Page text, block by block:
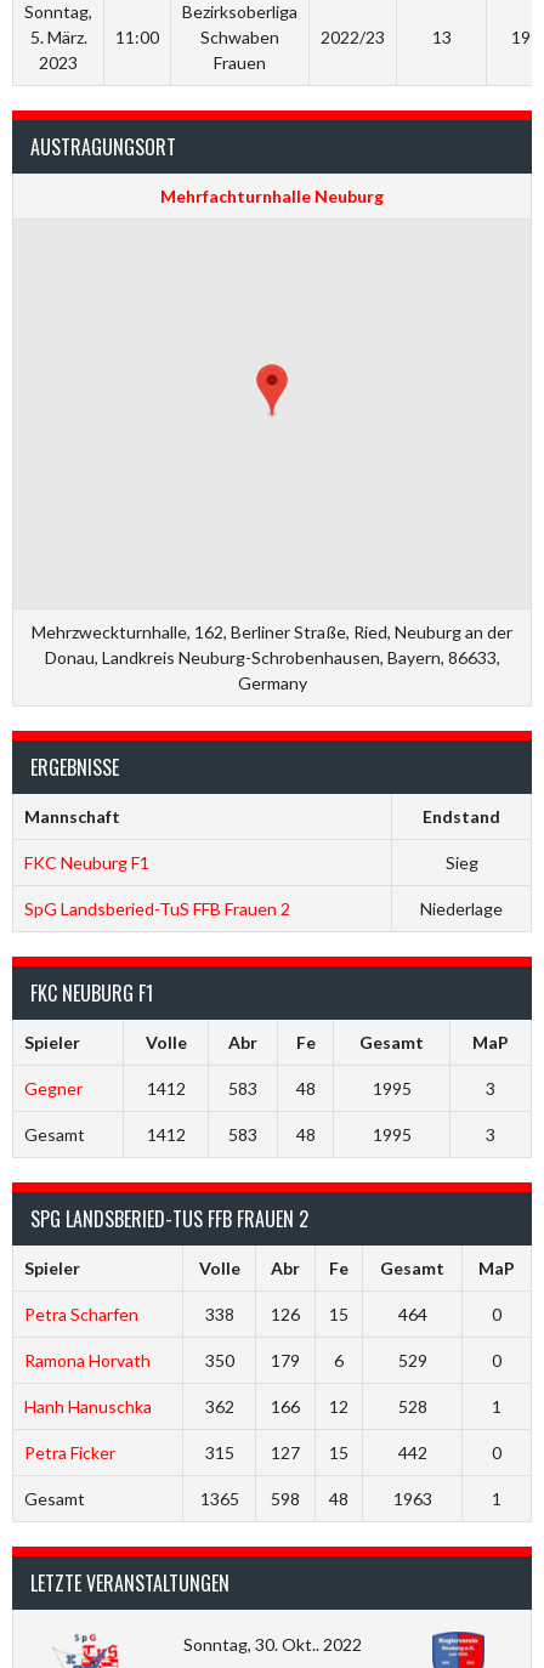
Sonntag,
5. März.
2023
11:00
Bezirksoberliga
Schwaben
Frauen
2022/23 13
AUSTRAGUNGSORT
Mehrfachturnhalle Neuburg
Mehrzweckturnhalle, 162, Berliner Straße, Ried, Neuburg an der
Donau, Landkreis Neuburg-Schrobenhausen, Bayern, 86633,
Germany
ERGEBNISSE
Mannschaft Endstand
FKC Neuburg F1 Sieg
SpG Landsberied-TuS FFB Frauen 2 Niederlage
FKC NEUBURG F1
Spieler Volle Abr Fe Gesamt MaP
Gegner 1412 583 48 1995 3
Gesamt 1412 583 48 1995 3
SPG LANDSBERIED-TUS FFB FRAUEN 2
Spieler Volle Abr Fe Gesamt MaP
Petra Scharfen 338 126 15 464 0
Ramona Horvath 350 179 6 529 0
Hanh Hanuschka 362 166 12 528 1
Petra Ficker 315 127 15 442 0
Gesamt 1365 598 48 1963 1
LETZTE VERANSTALTUNGEN
Sonntag, 30. Okt.. 2022